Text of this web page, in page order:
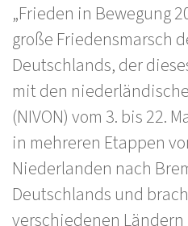
„Frieden in Bewegung
große Friedensmarsch
Deutschlands, der
mit den
(NIVON) vom 3. bis 22.
in mehreren Etappen
Niederlanden nach
Deutschlands und
verschiedenen